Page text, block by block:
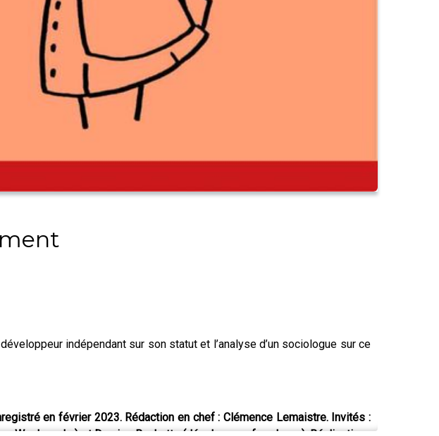
indépendant sur son statut et l’analyse d’un sociologue sur ce
en février 2023. Rédaction en chef : Clémence Lemaistre. Invités :